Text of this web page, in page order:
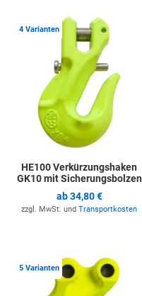
4 Varianten
HE100 Verkürzungshaken
GK10 mit Sicherungsbolzen
ab34,80 €
zzgl. MwSt. und Transportkosten
5 Varianten